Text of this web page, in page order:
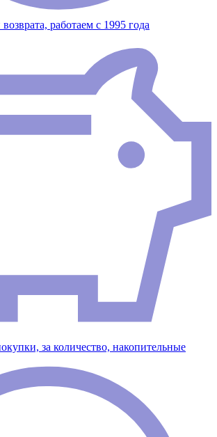
работаем с 1995 года
за количество, накопительные